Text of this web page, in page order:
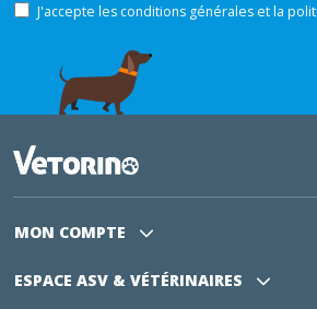
J'accepte les conditions générales et la
MON COMPTE
ESPACE ASV & VÉTÉRINAIRES